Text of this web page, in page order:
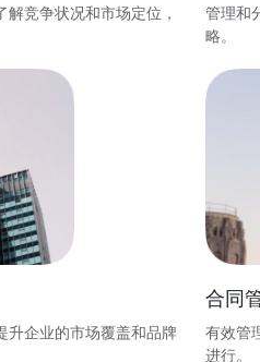
竞争状况和市场定位，
管理和
略。
升企业的市场覆盖和品牌
合同
有效管
进行。